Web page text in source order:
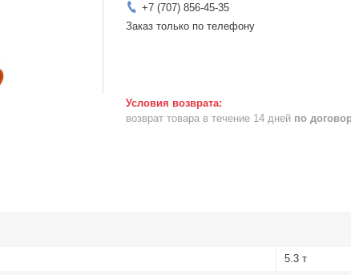
+7 (707) 856-45-35
Заказ только по телефону
возврат товара в течение 14 дней по
5.3 т